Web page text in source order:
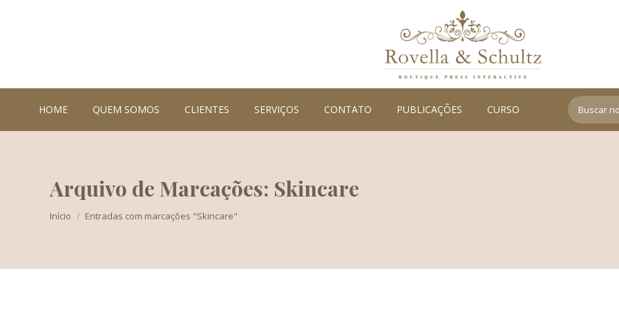
HOME QUEM SOMOS CLIENTES SERVIÇOS CONTATO PUBLICAÇÕES CURSO
Search:
Arquivo de Marcações: Skincare
Você está aqui:
Início Entradas com marcações "Skincare"